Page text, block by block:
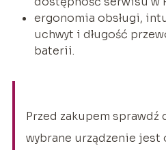
ergonomia obsługi,
uchwyt i długość
baterii.
Przed zakupem sprawdź
wybrane urządzenie